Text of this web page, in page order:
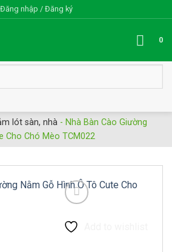
Đăng nhập / Đăng ký
0
lót sàn, nhà - Nhà Bàn Cào Giường
Cho Chó Mèo TCM022